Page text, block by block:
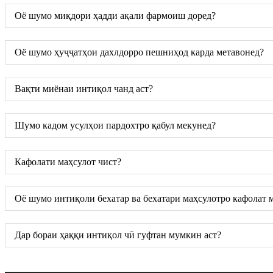
Оё шумо миқдори ҳадди ақали фармоиш доред?
Оё шумо ҳуҷҷатҳои дахлдорро пешниҳод карда метавонед?
Вақти миёнаи интиқол чанд аст?
Шумо кадом усулҳои пардохтро қабул мекунед?
Кафолати маҳсулот чист?
Оё шумо интиқоли бехатар ва бехатари маҳсулотро кафолат
Дар бораи ҳаққи интиқол чӣ гуфтан мумкин аст?